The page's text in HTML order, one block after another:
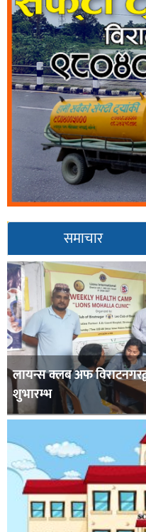
समाचार
लायन्स क्लब अफ
शुभारम्भ